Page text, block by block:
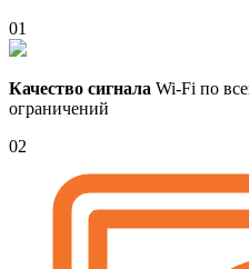
01
Качество сигнала Wi-Fi по
ограничений
02